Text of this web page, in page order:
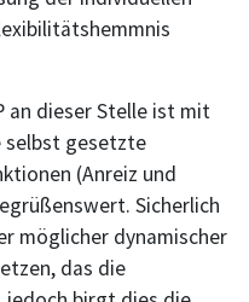
an dieser Stelle ist mit
selbst gesetzte
(Anreiz und
Sicherlich
möglicher dynamischer
das die